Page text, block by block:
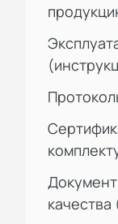
качества